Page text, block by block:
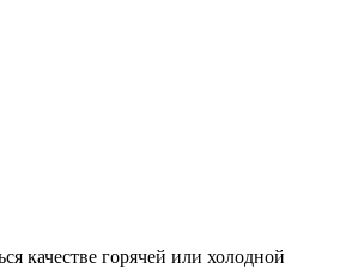
качестве горячей или холодной